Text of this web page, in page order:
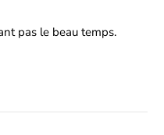
pas le beau temps.